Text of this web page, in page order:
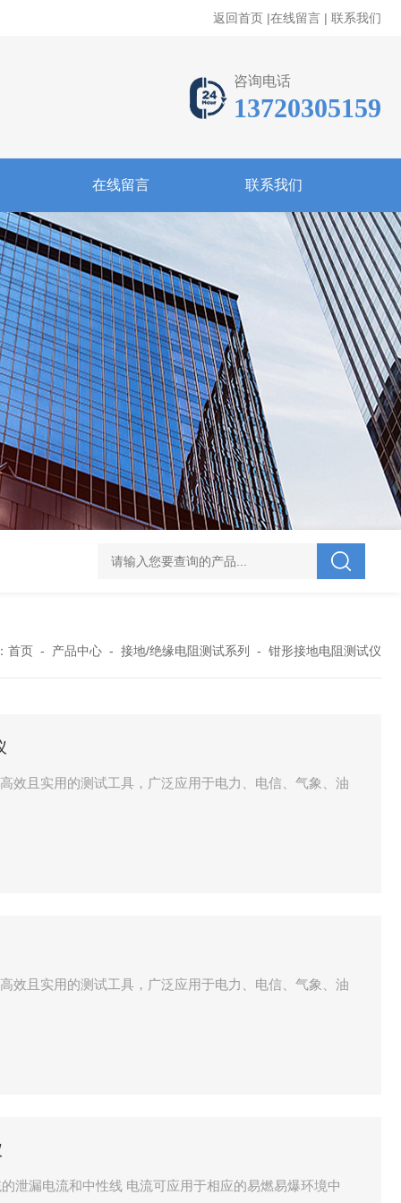
返回首页 |在线留言 | 联系我们
咨询电话
13720305159
在线留言 联系我们
995 电力综合试验车 UHV-701 级差配合测试仪 UHV-646 全自动水溶
首页 - 产品中心 - 接地/绝缘电阻测试系列 - 钳形接地电阻测试仪
效且实用的测试工具，广泛应用于电力、电信、气象、油
效且实用的测试工具，广泛应用于电力、电信、气象、油
泄漏电流和中性线 电流可应用于相应的易燃易爆环境中